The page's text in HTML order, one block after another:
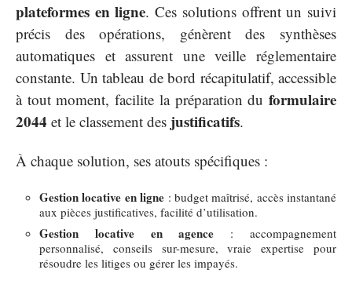
plateformes en ligne. Ces solutions offrent un suivi
précis des opérations, génèrent des synthèses
automatiques et assurent une veille réglementaire
constante. Un tableau de bord récapitulatif, accessible
à tout moment, facilite la préparation du formulaire
2044 et le classement des justificatifs.
À chaque solution, ses atouts spécifiques :
Gestion locative en ligne : budget maîtrisé, accès instantané
aux pièces justificatives, facilité d’utilisation.
Gestion locative en agence : accompagnement
personnalisé, conseils sur-mesure, vraie expertise pour
résoudre les litiges ou gérer les impayés.